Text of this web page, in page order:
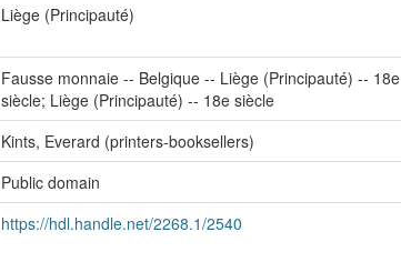
Liège (Principauté)
Fausse monnaie -- Belgique -- Liège (Principauté) -- 18e
siècle; Liège (Principauté) -- 18e siècle
Kints, Everard (printers-booksellers)
Public domain
https://hdl.handle.net/2268.1/2540